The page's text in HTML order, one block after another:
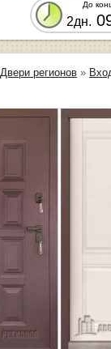
До
2дн.
Двери регионов »